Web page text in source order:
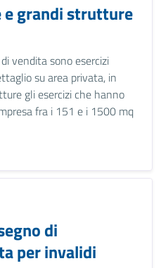
e grandi strutture
vendita sono esercizi
su area privata, in
gli esercizi che hanno
fra i 151 e i 1500 mq
di
per invalidi